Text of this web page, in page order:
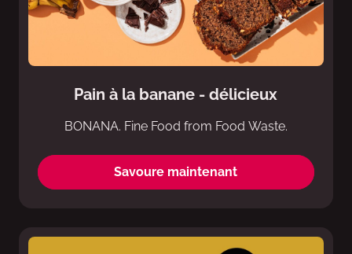
Pain à la banane - délicieux
BONANA. Fine Food from Food Waste.
Savoure maintenant